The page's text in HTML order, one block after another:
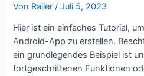
Von Railer/Juli 5, 2023
Hier ist ein einfaches Tutorial,
Android-App zu erstellen.
ein grundlegendes Beispiel ist
fortgeschrittenen Funktionen